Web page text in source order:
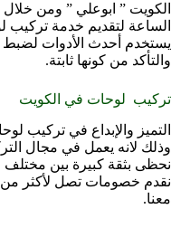
الكويت ” ابوعلي ” ومن خلال
الساعة لتقديم خدمة تركيب
يستخدم أحدث الأدوات لضبط
والتأكد من كونها ثابتة.
تركيب لوحات في الكويت
التميز والإبداع في تركيب
نحظى بثقة كبيرة بين مختلف
معنا.